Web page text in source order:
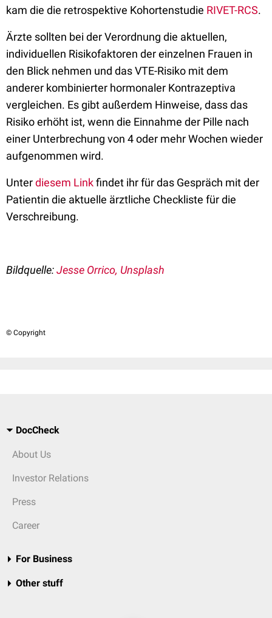
kam die die retrospektive Kohortenstudie RIVET-RCS.
Ärzte sollten bei der Verordnung die aktuellen,
individuellen Risikofaktoren der einzelnen Frauen in
den Blick nehmen und das VTE-Risiko mit dem
anderer kombinierter hormonaler Kontrazeptiva
vergleichen. Es gibt außerdem Hinweise, dass das
Risiko erhöht ist, wenn die Einnahme der Pille nach
einer Unterbrechung von 4 oder mehr Wochen wieder
aufgenommen wird.
Unterdiesem Linkfindet ihr für das Gespräch mit der
Patientin die aktuelle ärztliche Checkliste für die
Verschreibung.
Bildquelle:Jesse Orrico, Unsplash
© Copyright
DocCheck
About Us
Investor Relations
Press
Career
For Business
Other stuff